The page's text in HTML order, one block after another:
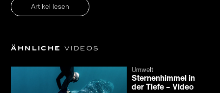
Artikel lesen
Ähnliche Videos
Umwelt
Sternenhimmel in
der Tiefe – Video